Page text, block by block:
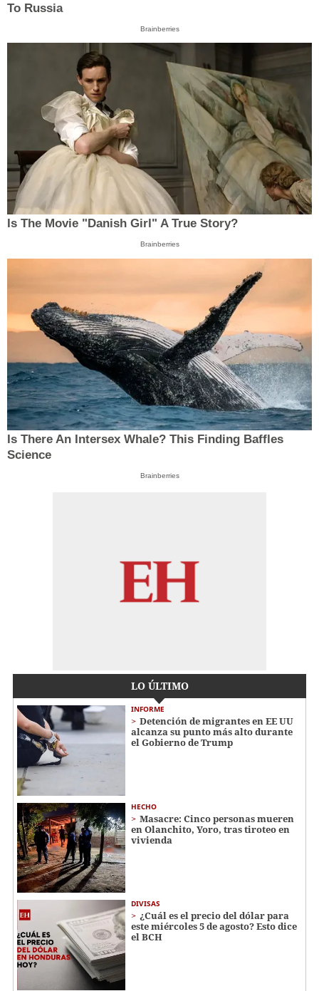
To Russia
Brainberries
Is The Movie "Danish Girl" A True Story?
Brainberries
Is There An Intersex Whale? This Finding Baffles
Science
Brainberries
LO ÚLTIMO
INFORME
Detención de migrantes en EE UU
alcanza su punto más alto durante
el Gobierno de Trump
HECHO
Masacre: Cinco personas mueren
en Olanchito, Yoro, tras tiroteo en
vivienda
DIVISAS
¿Cuál es el precio del dólar para
este miércoles 5 de agosto? Esto dice
el BCH